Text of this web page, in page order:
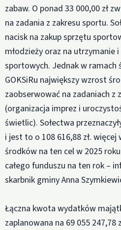
zabaw. O ponad 33 000,00 zł
na zadania z zakresu sportu.
nacisk na zakup sprzętu
młodzieży oraz na utrzymanie
sportowych. Jednak w ramach
GOKSiRu największy wzrost
zaobserwować na zadaniach z
(organizacja imprez i
świetlic). Sołectwa
i jest to o 108 616,88 zł.
środków na ten cel w 2025
całego funduszu na ten rok –
skarbnik gminy Anna
Łączna kwota wydatków
zaplanowana na 69 055 247,78